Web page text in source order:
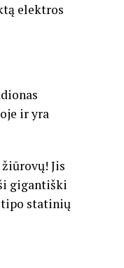
elektros
ir yra
Jis
gigantiški
tipo statinių